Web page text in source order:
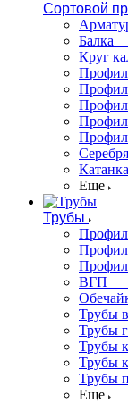
Сортовой
Балка
Круг
Катанка
Еще
Трубы
ВГП
Трубы
Трубы
Трубы
Трубы
Трубы
Еще